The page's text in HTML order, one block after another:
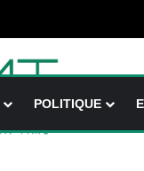
POLITIQUE